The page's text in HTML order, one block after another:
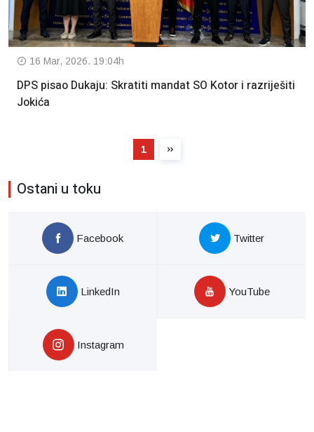
16 Mar, 2026. 19:04h
DPS pisao Dukaju: Skratiti mandat SO Kotor i razriješiti
Jokića
1
Ostani u toku
Facebook Twitter
LinkedIn YouTube
Instagram